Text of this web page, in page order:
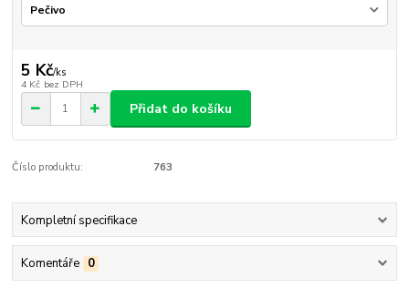
5 Kč/ks
4 Kč bez DPH
Přidat do košíku
Číslo produktu: 763
Kompletní specifikace
Komentáře 0